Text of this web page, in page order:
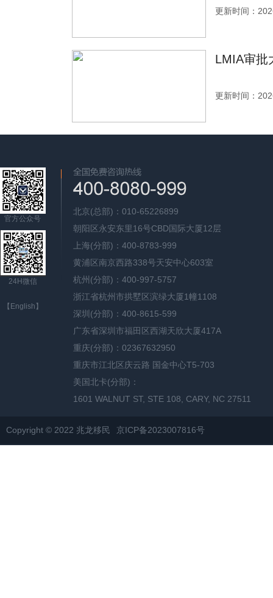
更新时间：
LMIA审批
更新时间：
官方公众号
24H微信
【English】
北京(总部)：010-65226899
朝阳区永安东里16号CBD国际大厦12层
上海(分部)：400-8783-999
黄浦区南京西路338号天安中心603室
杭州(分部)：400-997-5757
浙江省杭州市拱墅区滨绿大厦1幢1108
深圳(分部)：400-8615-599
广东省深圳市福田区西湖天欣大厦417A
重庆(分部)：02367632950
重庆市江北区庆云路 国金中心T5-703
美国北卡(分部)：
1601 WALNUT ST, STE 108, CARY, NC 27511
Copyright © 2022 兆龙移民 京ICP备2023007816号